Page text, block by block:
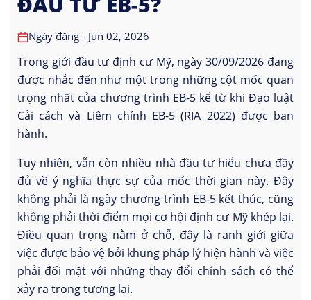
Ngày đăng - Jun 02, 2026
Trong giới đầu tư định cư Mỹ, ngày 30/09/2026 đang
được nhắc đến như một trong những cột mốc quan
trọng nhất của chương trình EB-5 kể từ khi Đạo luật
Cải cách và Liêm chính EB-5 (RIA 2022) được ban
hành.
Tuy nhiên, vẫn còn nhiều nhà đầu tư hiểu chưa đầy
đủ về ý nghĩa thực sự của mốc thời gian này. Đây
không phải là ngày chương trình EB-5 kết thúc, cũng
không phải thời điểm mọi cơ hội định cư Mỹ khép lại.
Điều quan trọng nằm ở chỗ, đây là ranh giới giữa
việc được bảo vệ bởi khung pháp lý hiện hành và việc
phải đối mặt với những thay đổi chính sách có thể
xảy ra trong tương lai.